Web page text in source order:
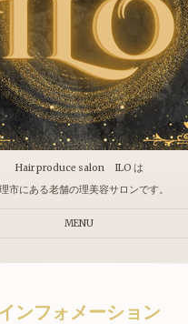
Hair produce salon ILO は
市にある老舗の理美容サロンです。
MENU
ンフォメーション